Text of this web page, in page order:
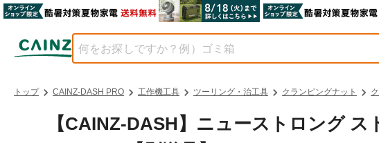
トップ CAINZ-DASH PRO 工作機工具 ツーリング・治工具 クランピングナット
【CAINZ-DASH】ニューストロング